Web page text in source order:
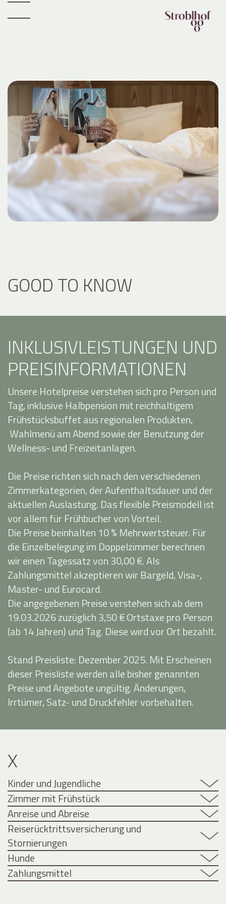
GOOD TO KNOW
INKLUSIVLEISTUNGEN UND
PREISINFORMATIONEN
Unsere Hotelpreise verstehen sich pro Person und
Tag, inklusive Halbpension mit reichhaltigem
Frühstücksbuffet aus regionalen Produkten,
Wahlmenü am Abend sowie der Benutzung der
Wellness- und Freizeitanlagen.
Die Preise richten sich nach den verschiedenen
Zimmerkategorien, der Aufenthaltsdauer und der
aktuellen Auslastung. Das flexible Preismodell ist
vor allem für Frühbucher von Vorteil.
Die Preise beinhalten 10 % Mehrwertsteuer. Für
die Einzelbelegung im Doppelzimmer berechnen
wir einen Tagessatz von 30,00 €. Als
Zahlungsmittel akzeptieren wir Bargeld, Visa-,
Master- und Eurocard.
Die angegebenen Preise verstehen sich ab dem
19.03.2026 zuzüglich 3,50 € Ortstaxe pro Person
(ab 14 Jahren) und Tag. Diese wird vor Ort bezahlt.
Stand Preisliste: Dezember 2025. Mit Erscheinen
dieser Preisliste werden alle bisher genannten
Preise und Angebote ungültig. Änderungen,
Irrtümer, Satz- und Druckfehler vorbehalten.
X
Kinder und Jugendliche
Zimmer mit Frühstück
Anreise und Abreise
Reiserücktrittsversicherung und
Stornierungen
Hunde
Zahlungsmittel